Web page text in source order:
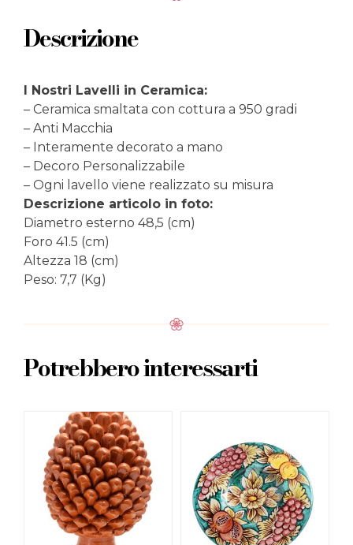
Descrizione
I Nostri Lavelli in Ceramica:
– Ceramica smaltata con cottura a 950 gradi
– Anti Macchia
– Interamente decorato a mano
– Decoro Personalizzabile
– Ogni lavello viene realizzato su misura
Descrizione articolo in foto:
Diametro esterno 48,5 (cm)
Foro 41.5 (cm)
Altezza 18 (cm)
Peso: 7,7 (Kg)
Potrebbero interessarti